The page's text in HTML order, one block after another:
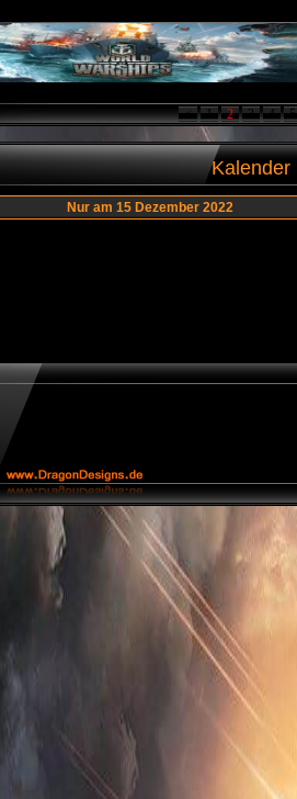
< 1 2 3 4 5
Kalender
Nur am 15 Dezember 2022